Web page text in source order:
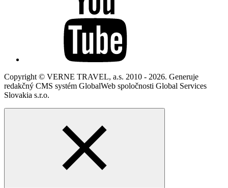
Copyright © VERNE TRAVEL, a.s. 2010 - 2026. Generuje
redakčný CMS systém GlobalWeb spoločnosti Global Services
Slovakia s.r.o.